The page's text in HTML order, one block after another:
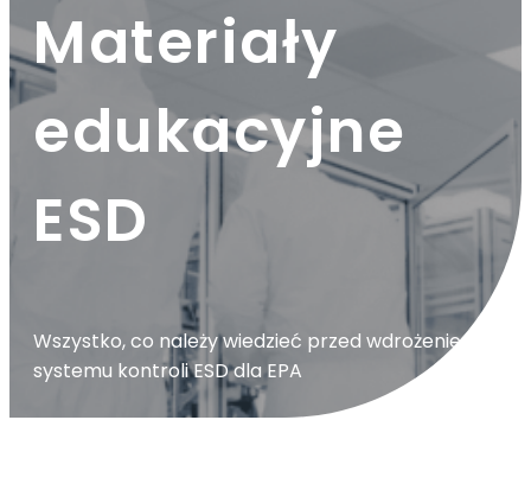
Materiały
edukacyjne
ESD
Wszystko, co należy wiedzieć przed wdrożeniem
systemu kontroli ESD dla EPA